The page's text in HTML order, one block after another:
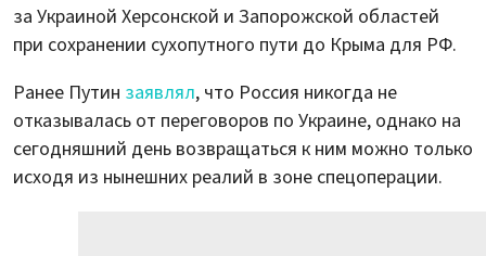
за Украиной Херсонской и Запорожской областей
при сохранении сухопутного пути до Крыма для РФ.
Ранее Путин заявлял, что Россия никогда не
отказывалась от переговоров по Украине, однако на
сегодняшний день возвращаться к ним можно только
исходя из нынешних реалий в зоне спецоперации.